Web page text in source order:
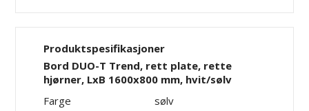
Produktspesifikasjoner
Bord DUO-T Trend, rett plate, rette
hjørner, LxB 1600x800 mm, hvit/sølv
Farge
sølv